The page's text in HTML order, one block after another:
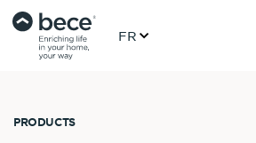
PRODUCTS
FR